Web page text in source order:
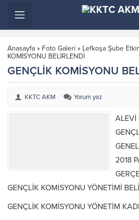
Anasayfa » Foto Galeri » Lefkoşa Şube
KOMİSYONU BELİRLENDİ
GENÇLİK KOMİSYONU
KKTC AKM Yorum yaz
ALEVİ
2018
GENÇLİK KOMİSYONU YÖNETİMİ
GENÇLİK KOMİSYONU YÖNETİM